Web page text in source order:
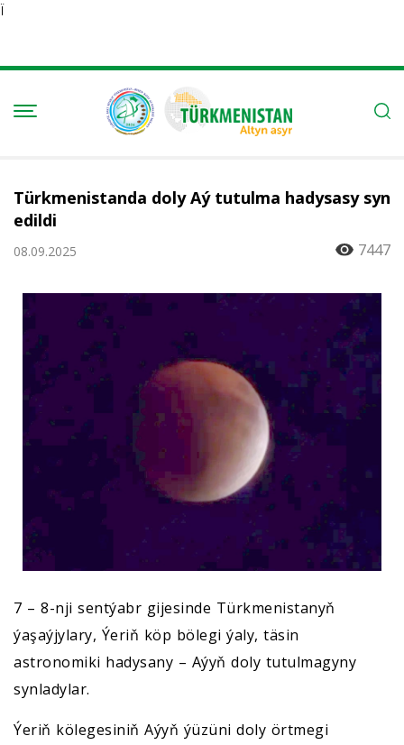
Ï
Türkmenistanda doly Aý tutulma hadysasy syn
edildi
08.09.2025 7447
7 – 8-nji sentýabr gijesinde Türkmenistanyň
ýaşaýjylary, Ýeriň köp bölegi ýaly, täsin
astronomiki hadysany – Aýyň doly tutulmagyny
synladylar.
Ýeriň kölegesiniň Aýyň ýüzüni doly örtmegi